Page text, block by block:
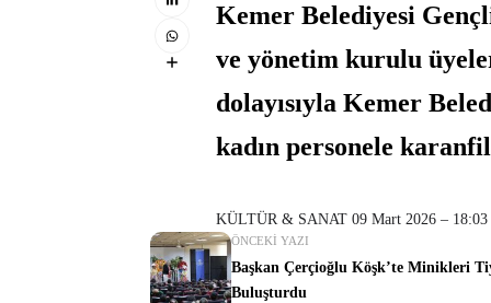
Kemer Belediyesi
ve yönetim kurulu
dolayısıyla Kemer
kadın personele karanfil
KÜLTÜR & SANAT 09 Mart 2026 – 18:03
ÖNCEKI YAZI
Başkan Çerçioğlu Köşk’te Minikleri
Buluşturdu